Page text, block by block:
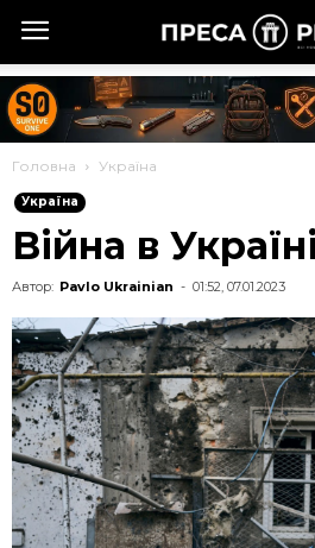
Головна Україна
Україна
Війна в
Автор: Pavlo Ukrainian - 01:52, 07.01.2023